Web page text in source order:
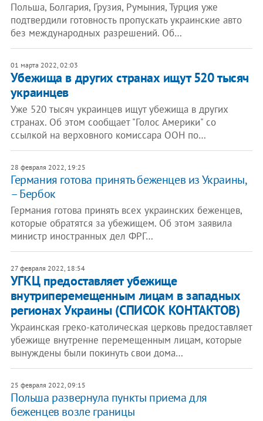
Польша, Болгария, Грузия, Румыния, Турция уже
подтвердили готовность пропускать украинские авто
без международных разрешений. Об…
01 марта 2022, 02:03
Убежища в других странах ищут 520 тысяч
украинцев
Уже 520 тысяч украинцев ищут убежища в других
странах. Об этом сообщает "Голос Америки" со
ссылкой на верховного комиссара ООН по…
28 февраля 2022, 19:25
Германия готова принять беженцев из Украины,
– Бербок
Германия готова принять всех украинских беженцев,
которые обратятся за убежищем. Об этом заявила
министр иностранных дел ФРГ…
27 февраля 2022, 18:54
УГКЦ предоставляет убежище
внутриперемещенным лицам в западных
регионах Украины (СПИСОК КОНТАКТОВ)
Украинская греко-католическая церковь предоставляет
убежище внутренне перемещенным лицам, которые
вынуждены были покинуть свои дома…
25 февраля 2022, 09:15
Польша развернула пункты приема для
беженцев возле границы